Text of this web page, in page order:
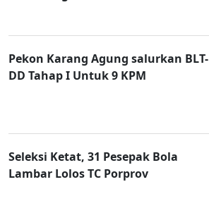
Pekon Karang Agung salurkan BLT-
DD Tahap I Untuk 9 KPM
Seleksi Ketat, 31 Pesepak Bola
Lambar Lolos TC Porprov